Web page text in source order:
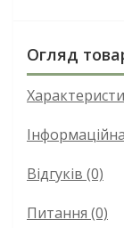
Огляд
Відгуків (0)
Питання (0)